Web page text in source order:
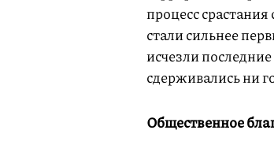
процесс
стали сильнее
исчезли
сдерживались ни
Общественное